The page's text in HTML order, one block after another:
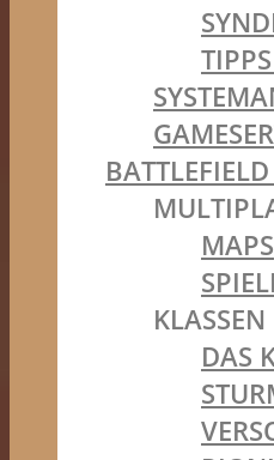
MAPS
KLASSEN
DAS